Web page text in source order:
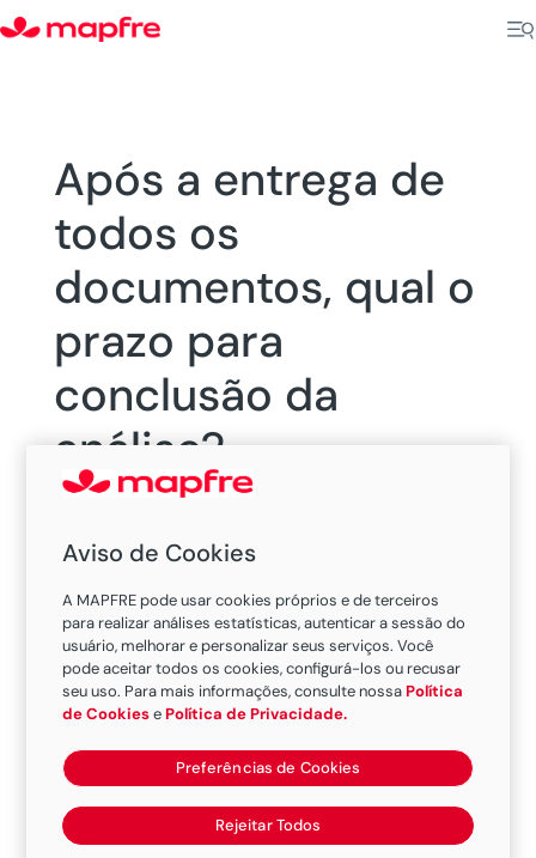
Após a entrega de
todos os
documentos, qual o
prazo para
conclusão da
análise?
Após a entrega de toda a
documentação necessária , a
Seguradora tem o prazo de 10 dias
úteis para concluir a análise. A
Aviso de Cookies
A MAPFRE pode usar cookies próprios e de terceiros
para realizar análises estatísticas, autenticar a sessão do
usuário, melhorar e personalizar seus serviços. Você
pode aceitar todos os cookies, configurá-los ou recusar
seu uso. Para mais informações, consulte nossaPolítica
de CookiesePolítica de Privacidade.
Preferências de Cookies
Rejeitar Todos